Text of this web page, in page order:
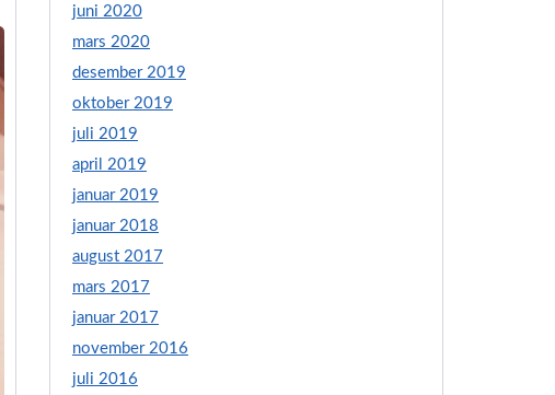
juni 2020
mars 2020
desember 2019
oktober 2019
juli 2019
april 2019
januar 2019
januar 2018
august 2017
mars 2017
januar 2017
november 2016
juli 2016